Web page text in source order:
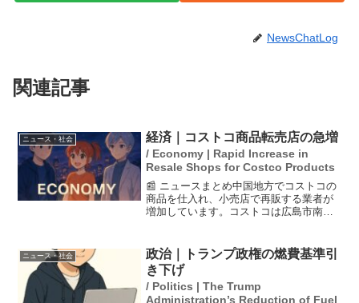
NewsChatLog
関連記事
ニュース・社会 経済｜コストコ商品転売店の急増
/ Economy | Rapid Increase in
Resale Shops for Costco Products
📰 ニュースまとめ中国地方でコストコの
商品を仕入れ、小売店で再販する業者が
増加しています。コストコは広島市南区
す。商品は大容量を小分けにして販売さ
れ、価格はコストコの店頭...
ニュース・社会
政治｜トランプ政権の燃費基準引
き下げ
/ Politics | The Trump
Administration’s Reduction of Fuel